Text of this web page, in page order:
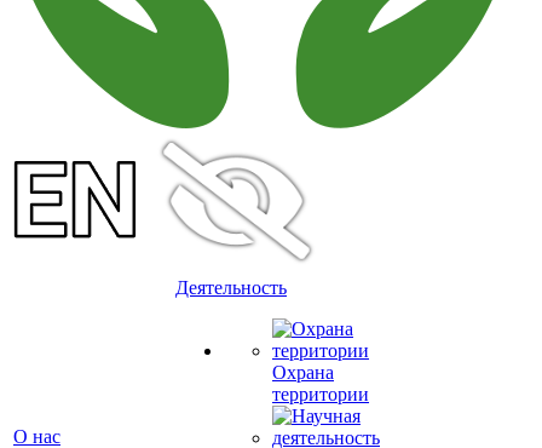
О нас
Деятельность
Охрана
территории